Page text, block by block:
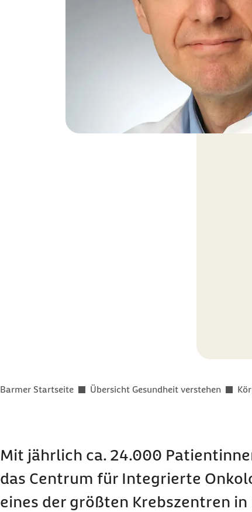
Sie befinden sich hier:
Barmer Startseite Übersicht Gesundheit verstehen
Mit jährlich ca. 24.000
das Centrum für Integrierte
eines der größten Krebszentren